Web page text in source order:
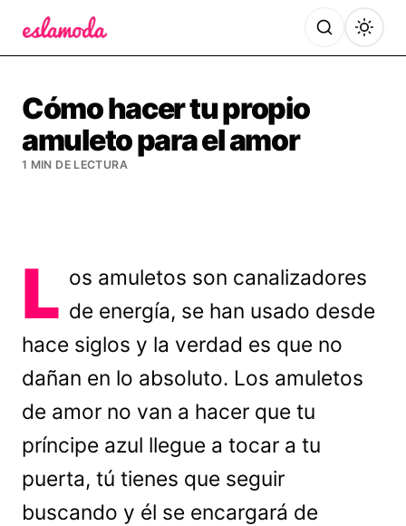
Cómo hacer tu propio
amuleto para el amor
1 MIN DE LECTURA
L os amuletos son canalizadores
de energía, se han usado desde
hace siglos y la verdad es que no
dañan en lo absoluto. Los amuletos
de amor no van a hacer que tu
príncipe azul llegue a tocar a tu
puerta, tú tienes que seguir
buscando y él se encargará de